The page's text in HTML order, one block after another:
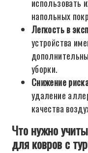
использовать
напольных
Легкость в
устройства
уборки.
Снижение
удаление
качества
Что нужно
для ковров с